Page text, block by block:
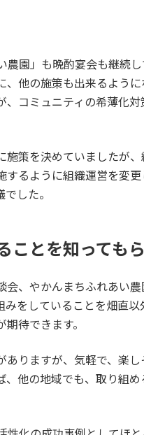
園」も晩酌宴会も継続し
他の施策も出来るよう
コミュニティの希薄化
策を決めていましたが
るように組織運営を変
した。
ことを知っても
、やかんまちふれあい
をしていることを畑直
待できます。
りますが、気軽で、楽
他の地域でも、取り組